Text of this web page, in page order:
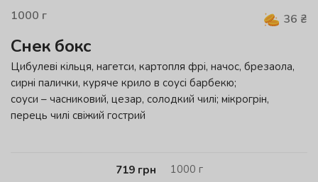
1000 г 36 ₴
Снек бокс
Цибулеві кільця, нагетси, картопля фрі, начос, брезаола,
сирні палички, куряче крило в соусі барбекю;
соуси – часниковий, цезар, солодкий чилі; мікрогрін,
перець чилі свіжий гострий
719грн 1000 г